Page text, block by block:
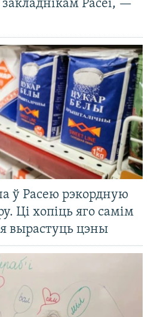
Расеі, —
ў Расею рэкордную
Ці хопіць яго самім
вырастуць цэны